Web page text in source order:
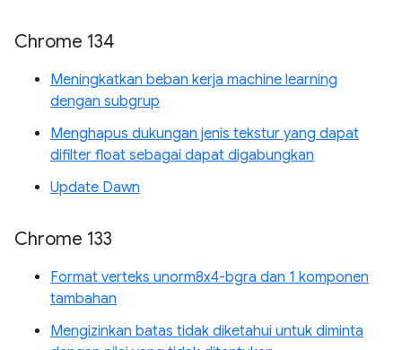
Chrome 134
Meningkatkan beban kerja machine learning
dengan subgrup
Menghapus dukungan jenis tekstur yang dapat
difilter float sebagai dapat digabungkan
Update Dawn
Chrome 133
Format verteks unorm8x4-bgra dan 1 komponen
tambahan
Mengizinkan batas tidak diketahui untuk diminta